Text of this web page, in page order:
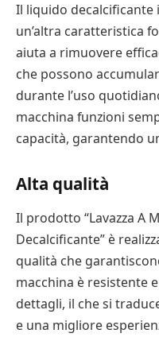
Il liquido decalcificante
un’altra caratteristica
aiuta a rimuovere
che possono
durante l’uso
macchina funzioni
capacità, garantendo
Alta qualità
Il prodotto “Lavazza A
Decalcificante” è
qualità che
macchina è resistente
dettagli, il che si
e una migliore